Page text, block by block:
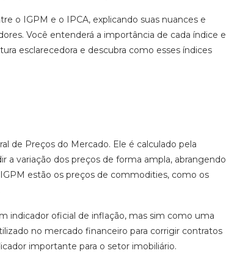
o IGPM e o IPCA, explicando suas nuances e
Você entenderá a importância de cada índice e
esclarecedora e descubra como esses índices
de Preços do Mercado. Ele é calculado pela
a variação dos preços de forma ampla, abrangendo
estão os preços de commodities, como os
indicador oficial de inflação, mas sim como uma
no mercado financeiro para corrigir contratos
importante para o setor imobiliário.